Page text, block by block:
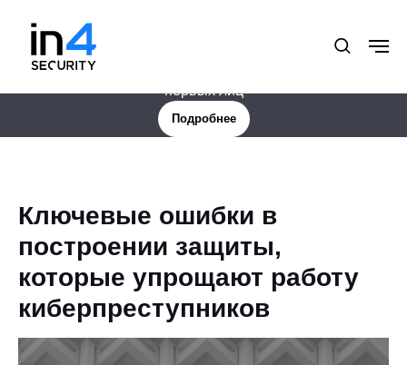
Новая услуга: Цифровая защита менеджмента и
первых лиц
Подробнее
Ключевые ошибки в
построении защиты,
которые упрощают работу
киберпреступников